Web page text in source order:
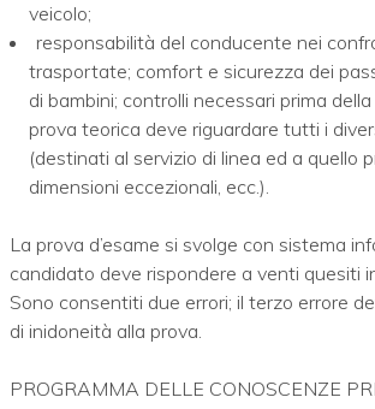
veicolo;
responsabilità del conducente nei
trasportate; comfort e sicurezza dei
di bambini; controlli necessari prima
prova teorica deve riguardare tutti i
(destinati al servizio di linea ed a quello
dimensioni eccezionali, ecc.).
La prova d’esame si svolge con sistema
candidato deve rispondere a venti quesiti
Sono consentiti due errori; il terzo errore
di inidoneità alla prova.
PROGRAMMA DELLE CONOSCENZE